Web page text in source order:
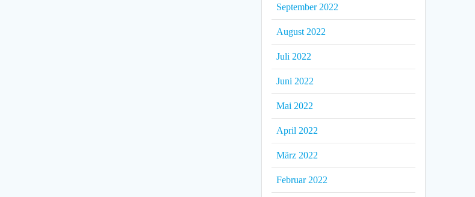
September 2022
August 2022
Juli 2022
Juni 2022
Mai 2022
April 2022
März 2022
Februar 2022